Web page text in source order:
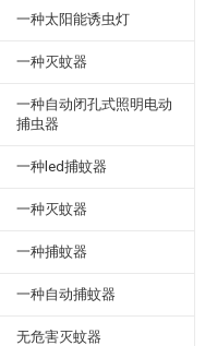
一种太阳能诱虫灯
一种灭蚊器
一种自动闭孔式照明电动
捕虫器
一种led捕蚊器
一种灭蚊器
一种捕蚊器
一种自动捕蚊器
无危害灭蚊器